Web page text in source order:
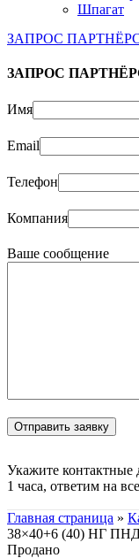
Шпагат
ЗАПРОС
ЗАПРОС
Имя
Email
Телефон
Компания
Ваше сообщение
Укажите контактные
1 часа, ответим на
Главная страница »
38×40+6 (40) НГ ПНД
Продано